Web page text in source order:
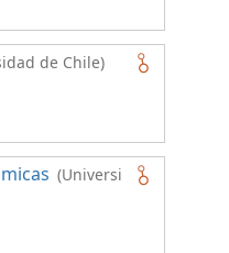
de Chile)
(Universi